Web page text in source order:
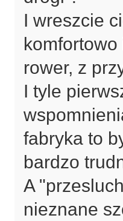
I wreszcie
rower, z
I tyle
fabryka to
bardzo
A
nieznane